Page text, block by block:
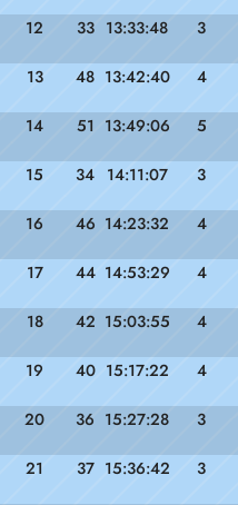
12 33 13:33:48 3
13 48 13:42:40 4
14 51 13:49:06 5
15 34 14:11:07 3
16 46 14:23:32 4
17 44 14:53:29 4
18 42 15:03:55 4
19 40 15:17:22 4
20 36 15:27:28 3
21 37 15:36:42 3